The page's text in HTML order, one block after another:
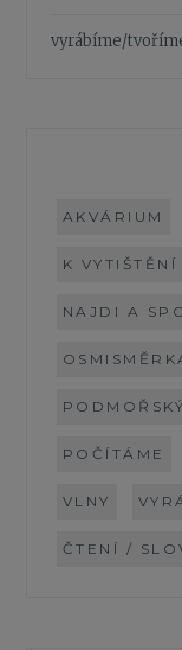
vyrábíme/
AKVÁRIUM
K VYTIŠTĚNÍ
NAJDI A
POČÍTÁME
VLNY
ČTENÍ /